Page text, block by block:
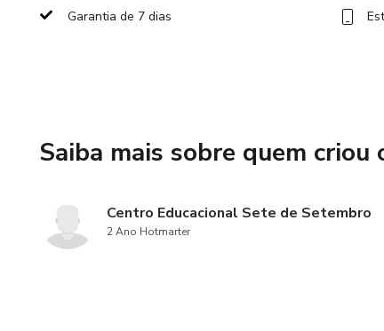
Garantia de 7 dias
Saiba mais sobre quem criou
Centro Educacional Sete de Setembro
2 Ano Hotmarter